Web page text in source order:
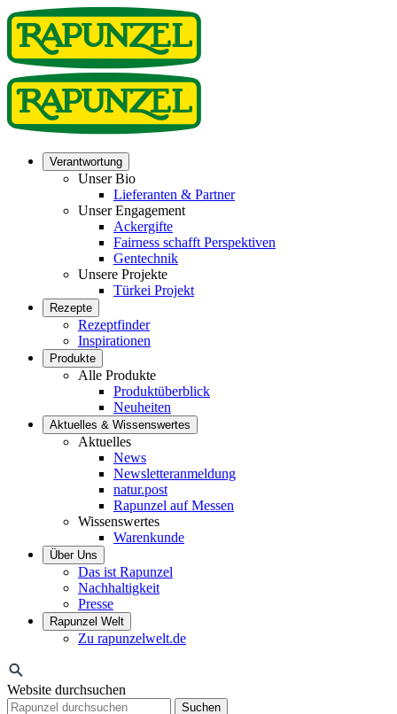
Verantwortung
Unser Bio
Lieferanten & Partner
Unser Engagement
Ackergifte
Fairness schafft Perspektiven
Gentechnik
Unsere Projekte
Türkei Projekt
Rezepte
Rezeptfinder
Inspirationen
Produkte
Alle Produkte
Produktüberblick
Neuheiten
Aktuelles & Wissenswertes
Aktuelles
News
Newsletteranmeldung
natur.post
Rapunzel auf Messen
Wissenswertes
Warenkunde
Über Uns
Das ist Rapunzel
Nachhaltigkeit
Presse
Rapunzel Welt
Zu rapunzelwelt.de
Website durchsuchen
Suchen